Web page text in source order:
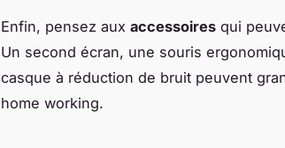
Enfin, pensez aux accessoires qui
Un second écran, une souris
casque à réduction de bruit peuvent
home working.